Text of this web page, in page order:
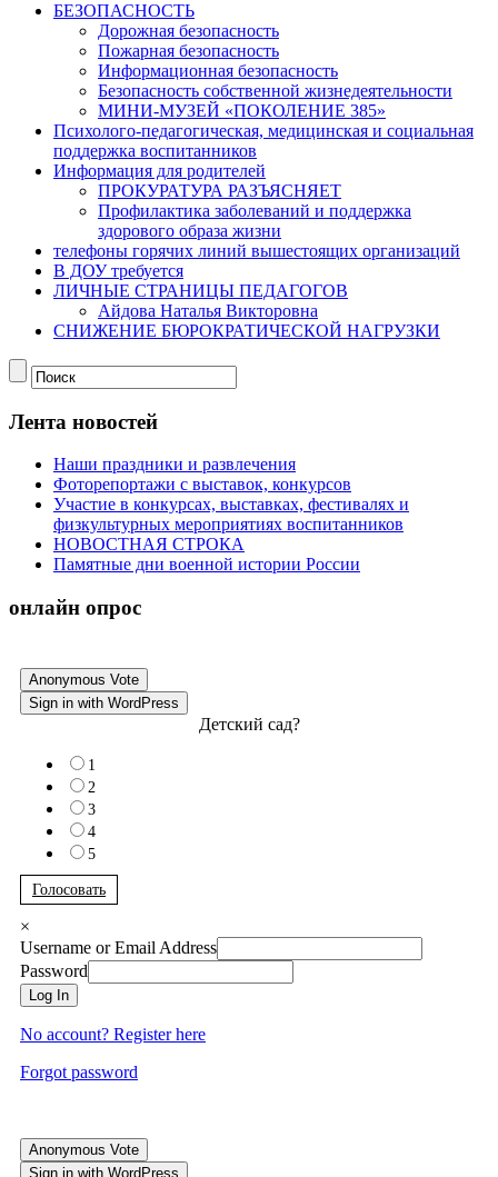
БЕЗОПАСНОСТЬ
Дорожная безопасность
Пожарная безопасность
Информационная безопасность
Безопасность собственной жизнедеятельности
МИНИ-МУЗЕЙ «ПОКОЛЕНИЕ 385»
Психолого-педагогическая, медицинская и социальная
поддержка воспитанников
Информация для родителей
ПРОКУРАТУРА РАЗЪЯСНЯЕТ
Профилактика заболеваний и поддержка
здорового образа жизни
телефоны горячих линий вышестоящих организаций
В ДОУ требуется
ЛИЧНЫЕ СТРАНИЦЫ ПЕДАГОГОВ
Айдова Наталья Викторовна
СНИЖЕНИЕ БЮРОКРАТИЧЕСКОЙ НАГРУЗКИ
Лента новостей
Наши праздники и развлечения
Фоторепортажи с выставок, конкурсов
Участие в конкурсах, выставках, фестивалях и
физкультурных мероприятиях воспитанников
НОВОСТНАЯ СТРОКА
Памятные дни военной истории России
онлайн опрос
Anonymous Vote
Sign in with WordPress
Детский сад?
1
2
3
4
5
Голосовать
×
Username or Email Address
Password
Log In
No account? Register here
Forgot password
Anonymous Vote
Sign in with WordPress